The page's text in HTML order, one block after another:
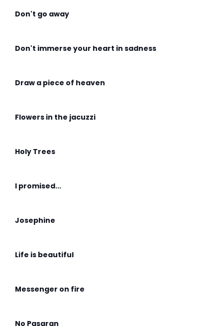
Don't go away
Don't immerse your heart in sadness
Draw a piece of heaven
Flowers in the jacuzzi
Holy Trees
I promised...
Josephine
Life is beautiful
Messenger on fire
No Pasaran